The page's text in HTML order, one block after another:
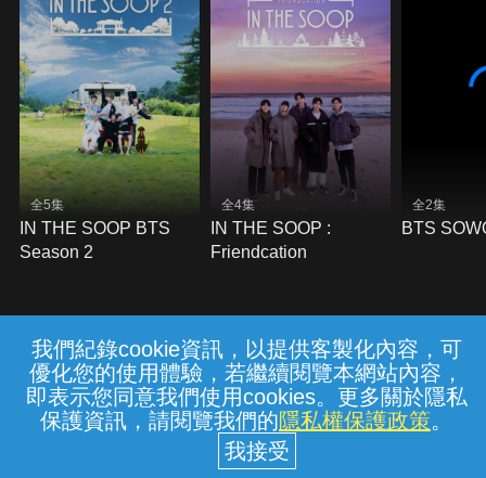
我們紀錄cookie資訊，以提供客製化內容，可
優化您的使用體驗，若繼續閱覽本網站內容，
即表示您同意我們使用cookies。更多關於隱私
保護資訊，請閱覽我們的隱私權保護政策。
全5集
IN THE SOOP BTS
Season 2
全4集
IN THE SOOP :
Friendcation
全2集
BTS
常見問題 線上客服 服務條款 隱私權保護
中華電信股份有限公司個人家庭分公司
(統一編號：96979949) © 2026
{{notifyMsg}}